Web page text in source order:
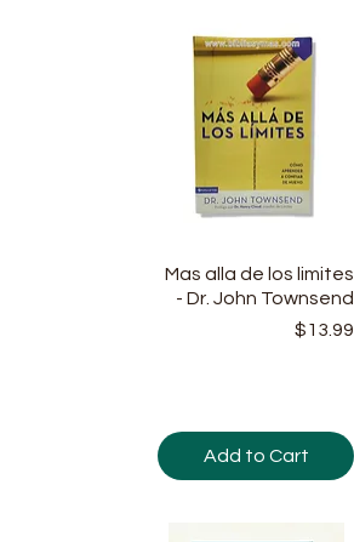
Quick View
Mas alla de los limites
- Dr. John Townsend
Price
$13.99
Add to Cart